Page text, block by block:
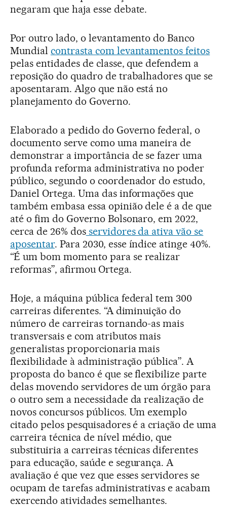
negaram que haja esse debate.
Por outro lado, o levantamento do Banco
Mundial contrasta com levantamentos feitos
pelas entidades de classe, que defendem a
reposição do quadro de trabalhadores que se
aposentaram. Algo que não está no
planejamento do Governo.
Elaborado a pedido do Governo federal, o
documento serve como uma maneira de
demonstrar a importância de se fazer uma
profunda reforma administrativa no poder
público, segundo o coordenador do estudo,
Daniel Ortega. Uma das informações que
também embasa essa opinião dele é a de que
até o fim do Governo Bolsonaro, em 2022,
cerca de 26% dosservidores da ativa vão se
aposentar. Para 2030, esse índice atinge 40%.
“É um bom momento para se realizar
reformas”, afirmou Ortega.
Hoje, a máquina pública federal tem 300
carreiras diferentes. “A diminuição do
número de carreiras tornando-as mais
transversais e com atributos mais
generalistas proporcionaria mais
flexibilidade à administração pública”. A
proposta do banco é que se flexibilize parte
delas movendo servidores de um órgão para
o outro sem a necessidade da realização de
novos concursos públicos. Um exemplo
citado pelos pesquisadores é a criação de uma
carreira técnica de nível médio, que
substituiria a carreiras técnicas diferentes
para educação, saúde e segurança. A
avaliação é que vez que esses servidores se
ocupam de tarefas administrativas e acabam
exercendo atividades semelhantes.